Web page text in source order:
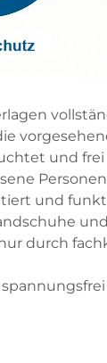
und
und
durch